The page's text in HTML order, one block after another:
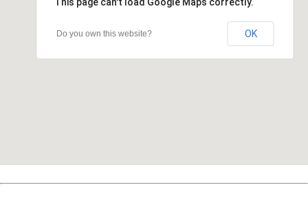
Do you own this website? OK